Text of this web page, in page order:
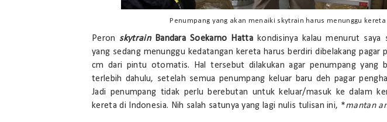
Penumpang yang akan menaiki skytrain harus menunggu kereta
Peron skytrain Bandara Soekarno Hatta kondisinya kalau menurut saya
yang sedang menunggu kedatangan kereta harus berdiri dibelakang pagar
cm dari pintu otomatis. Hal tersebut dilakukan agar penumpang yang
terlebih dahulu, setelah semua penumpang keluar baru deh pagar
Jadi penumpang tidak perlu berebutan untuk keluar/masuk ke dalam
kereta di Indonesia. Nih salah satunya yang lagi nulis tulisan ini, *mantan